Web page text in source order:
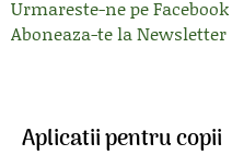
Urmareste-ne pe Facebook
Aboneaza-te la Newsletter
Aplicatii pentru copii